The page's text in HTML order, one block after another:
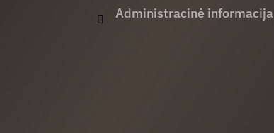
Administracinė informacija